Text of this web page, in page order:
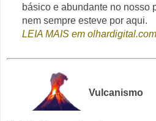
básico e abundante no nosso
nem sempre esteve por aqui.
LEIA MAIS em
Vulcanismo